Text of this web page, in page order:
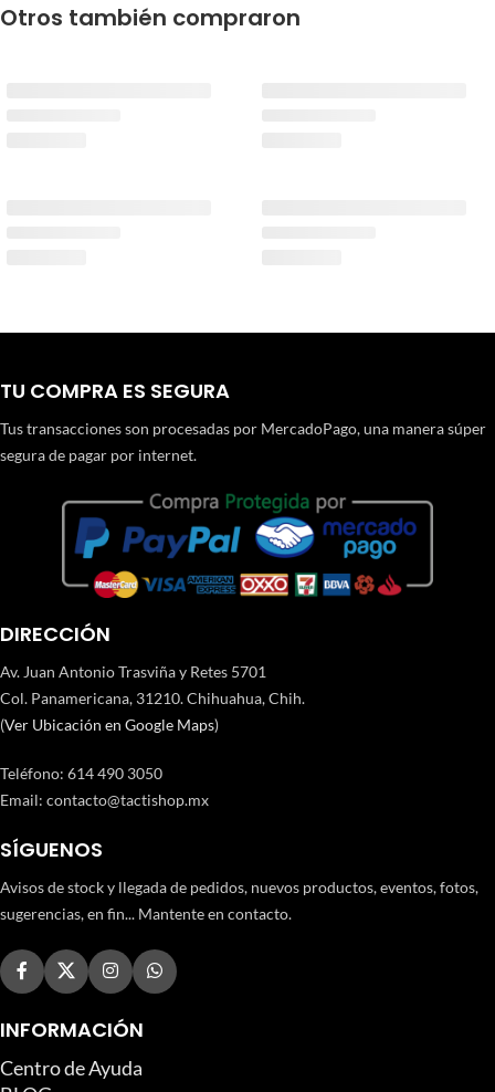
Otros también compraron
TU COMPRA ES SEGURA
Tus transacciones son procesadas por MercadoPago, una manera súper
segura de pagar por internet.
DIRECCIÓN
Av. Juan Antonio Trasviña y Retes 5701
Col. Panamericana, 31210. Chihuahua, Chih.
(Ver Ubicación en Google Maps)
Teléfono: 614 490 3050
Email: contacto@tactishop.mx
SÍGUENOS
Avisos de stock y llegada de pedidos, nuevos productos, eventos, fotos,
sugerencias, en fin... Mantente en contacto.
INFORMACIÓN
Centro de Ayuda